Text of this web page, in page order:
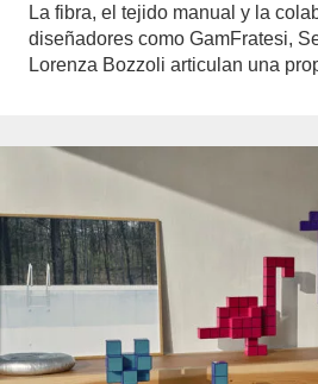
La fibra, el tejido manual y la
diseñadores como GamFratesi,
Lorenza Bozzoli articulan una